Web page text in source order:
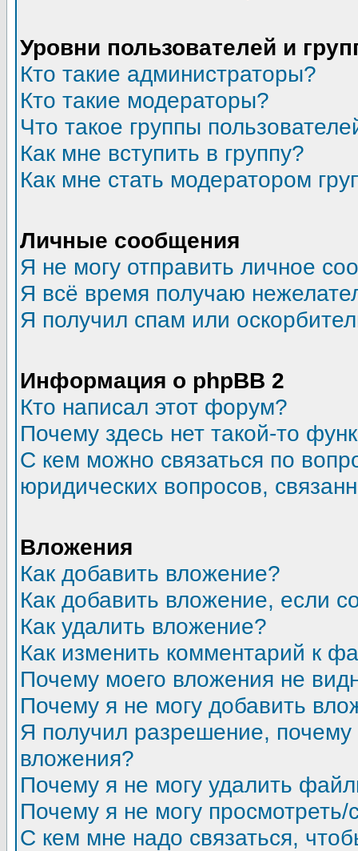
Уровни пользователей и
Кто такие администраторы?
Кто такие модераторы?
Что такое группы
Как мне вступить в группу?
Как мне стать модератором
Личные сообщения
Я не могу отправить личное
Я всё время получаю
Я получил спам или
Информация о phpBB 2
Кто написал этот форум?
Почему здесь нет такой-то
С кем можно связаться по
юридических вопросов,
Вложения
Как добавить вложение?
Как добавить вложение, если
Как удалить вложение?
Как изменить комментарий к
Почему моего вложения не
Почему я не могу добавить
Я получил разрешение,
вложения?
Почему я не могу удалить
Почему я не могу просмотреть/
С кем мне надо связаться,